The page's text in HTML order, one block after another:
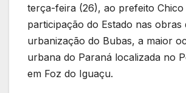
terça-feira (26), ao prefeito Chico
participação do Estado nas obras
urbanização do Bubas, a maior
urbana do Paraná localizada no
em Foz do Iguaçu.